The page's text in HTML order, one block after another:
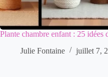
Plante chambre enfant : 25 idées
Julie Fontaine
juillet 7,